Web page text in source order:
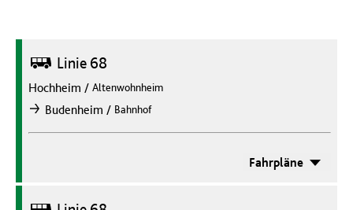
Bus Linie 68
Hochheim / Altenwohnheim
nachBudenheim / Bahnhof
Fahrpläne
Bus